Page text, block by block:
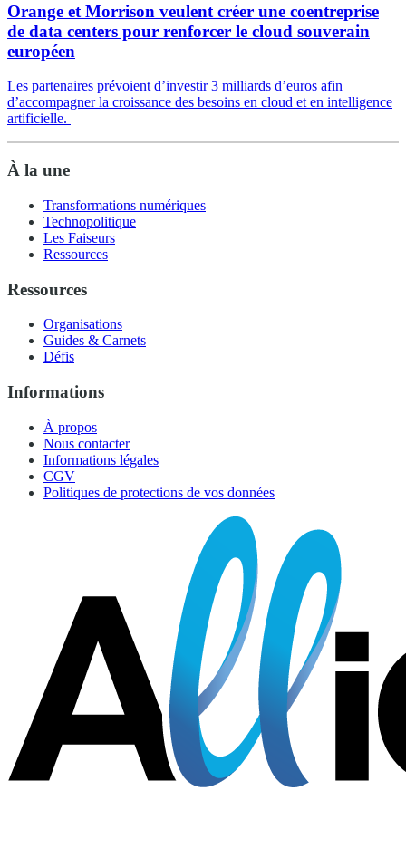
Orange et Morrison veulent créer une coentreprise
de data centers pour renforcer le cloud souverain
européen
Les partenaires prévoient d’investir 3 milliards d’euros afin
d’accompagner la croissance des besoins en cloud et en intelligence
artificielle.
À la une
Transformations numériques
Technopolitique
Les Faiseurs
Ressources
Ressources
Organisations
Guides & Carnets
Défis
Informations
À propos
Nous contacter
Informations légales
CGV
Politiques de protections de vos données